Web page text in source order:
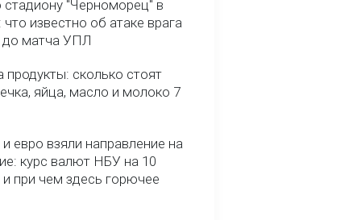
стадиону "Черноморец" в
известно об атаке врага
до матча УПЛ
продукты: сколько стоят
яйца, масло и молоко 7
евро взяли направление на
курс валют НБУ на 10
и при чем здесь горючее